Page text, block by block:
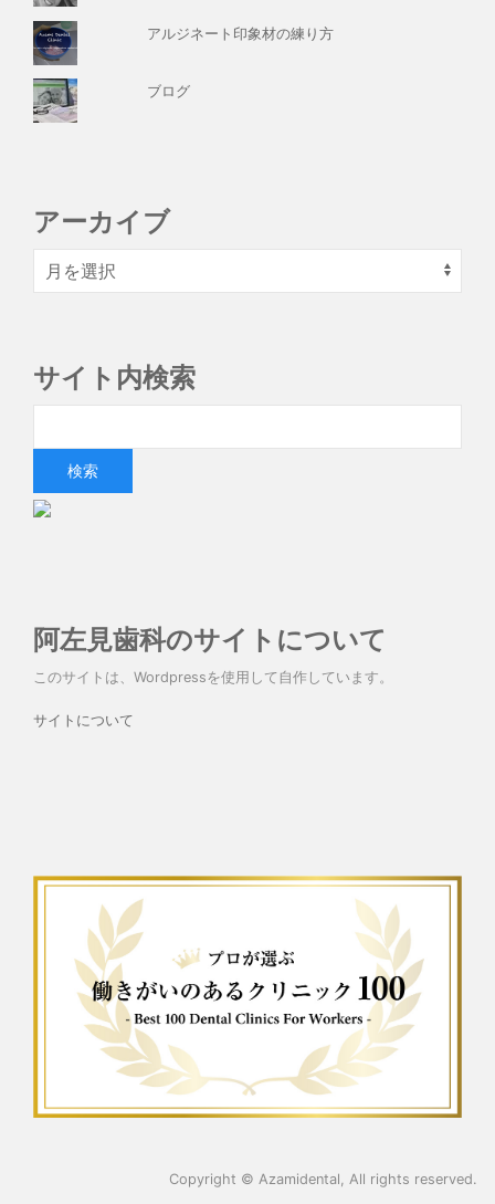
アルジネート印象材の練り方
ブログ
アーカイブ
サイト内検索
阿左見歯科のサイトについて
このサイトは、Wordpressを使用して自作しています。
サイトについて
Copyright © Azamidental , All rights reserved.